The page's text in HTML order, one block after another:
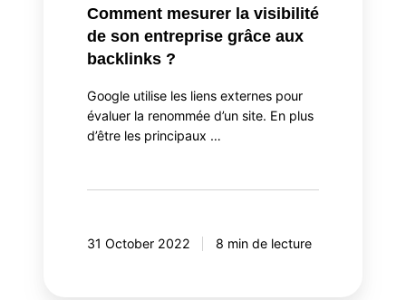
backlinksComment mesurer la visibilité
de son entreprise grâce aux
backlinks ?
Google utilise les liens externes pour
évaluer la renommée d’un site. En plus
d’être les principaux …
31 October 2022 8 min de lecture